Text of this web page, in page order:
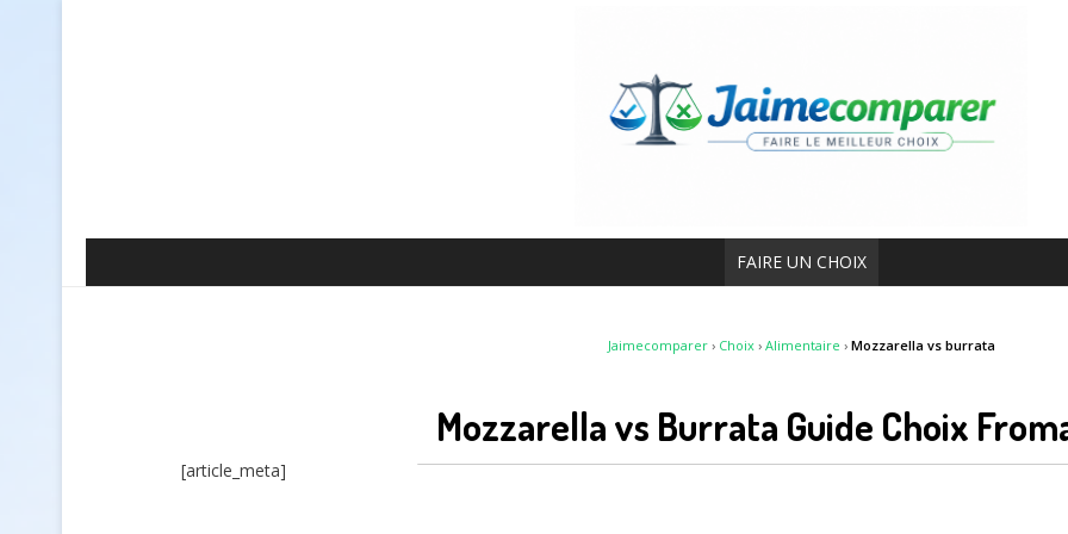
FAIRE UN CHOIX
Jaimecomparer› Choix› Alimentaire › Mozzarella vs burrata
Mozzarella vs Burrata Guide Choix
[article_meta]